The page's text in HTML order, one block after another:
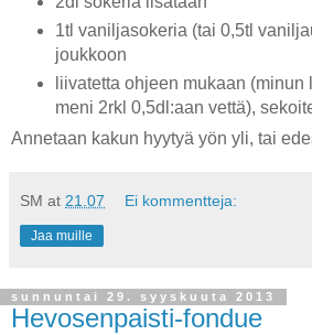
1tl vaniljasokeria (tai 0,5tl
joukkoon
liivatetta ohjeen mukaan
meni 2rkl 0,5dl:aan vettä),
Annetaan kakun hyytyä yön yli, tai
SM at 21.07 Ei kommentteja:
Jaa muille
sunnuntai 29. syyskuuta 2013
Hevosenpaisti-fondue